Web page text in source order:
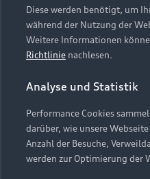
Online-Terminvereinbarung
Servicekontakt
Vertrag widerrufen
Presse & Media Center
Datenschutz
Audi erleben
Newsletter
Impressum Rechtliches
Datenschutzinformation
Cookie-Richtlinie
Hinweis: Die aktuelle
Embleme am Fahrzeug
Webseite kann abweichen.
Diese werden benötigt, um
während der Nutzung der
Weitere Informationen
Richtlinie nachlesen.
Analyse und Statistik
Performance Cookies
darüber, wie unsere
Anzahl der Besuche,
werden zur Optimierung der